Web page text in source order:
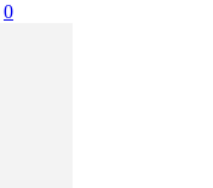
0